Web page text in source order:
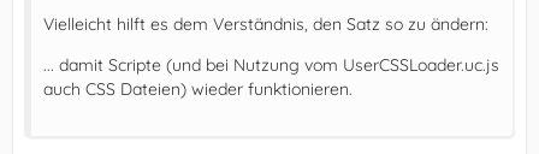
Vielleicht hilft es dem Verständnis, den Satz so zu ändern:
... damit Scripte (und bei Nutzung vom UserCSSLoader.uc.js
auch CSS Dateien) wieder funktionieren.